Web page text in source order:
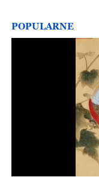
POPULARNE